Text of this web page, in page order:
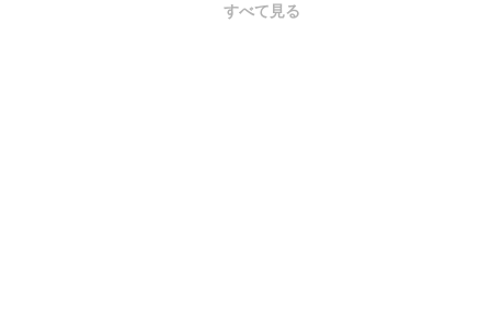
すべて見る